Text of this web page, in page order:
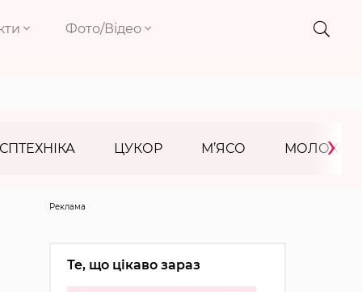
Фото/Відео
ЦУКОР М’ЯСО МОЛОКО
›
Реклама
Те, що цікаво зараз